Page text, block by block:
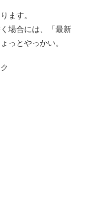
ます。
場合には、「最新
っとやっかい。